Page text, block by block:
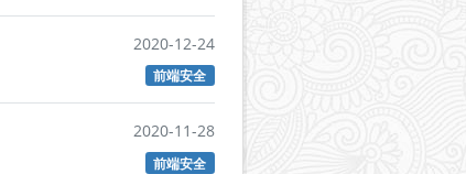
2020-12-24
前端安全
2020-11-28
前端安全